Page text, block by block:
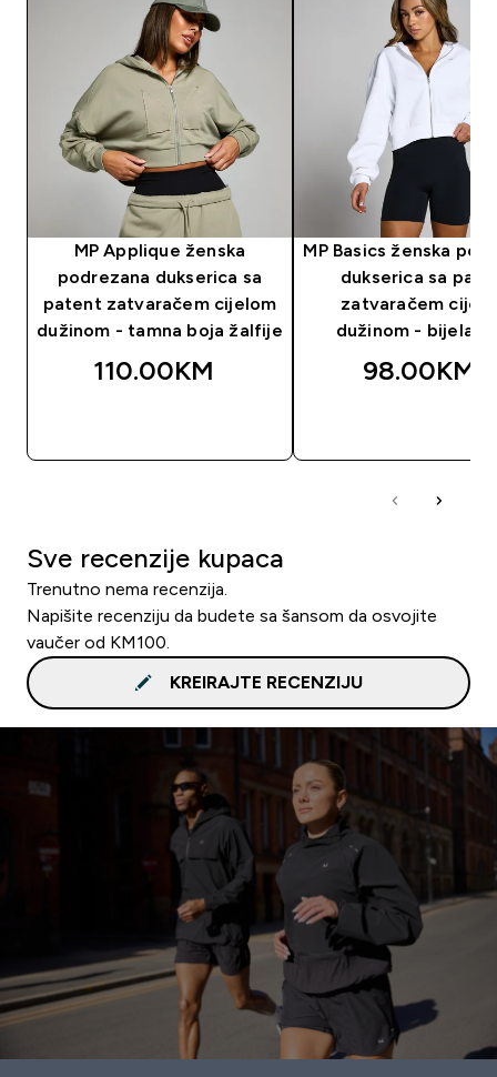
MP Applique ženska
podrezana dukserica sa
patent zatvaračem cijelom
dužinom - tamna boja žalfije
110.00KM‎
MP Basics ženska
dukserica sa
zatvaračem
dužinom - bijela
98.00KM‎
Sve recenzije kupaca
Trenutno nema recenzija.
Napišite recenziju da budete sa šansom da osvojite
vaučer od KM100.
KREIRAJTE RECENZIJU